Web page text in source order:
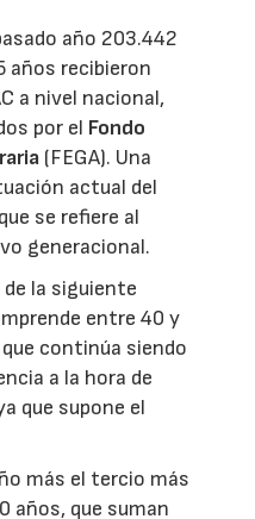
año 203.442
años recibieron
a nivel nacional,
por el Fondo
(FEGA). Una
actual del
se refiere al
generacional.
la siguiente
entre 40 y
continúa siendo
a la hora de
que supone el
más el tercio más
años, que suman